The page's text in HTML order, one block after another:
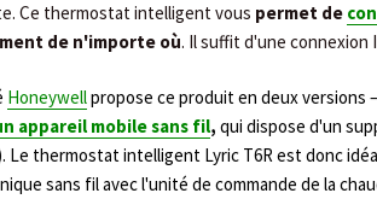
Ce thermostat intelligent vous permet de
de n'importe où. Il suffit d'une
Honeywellpropose ce produit en deux versions –
appareil mobile sans fil, qui dispose d'un
Le thermostat intelligent Lyric T6Rest donc
sans fil avec l'unité de commande de la